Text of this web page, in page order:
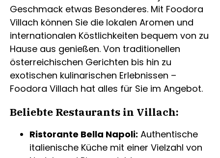
Geschmack etwas Besonderes. Mit Foodora
Villach können Sie die lokalen Aromen und
internationalen Köstlichkeiten bequem von zu
Hause aus genießen. Von traditionellen
österreichischen Gerichten bis hin zu
exotischen kulinarischen Erlebnissen –
Foodora Villach hat alles für Sie im Angebot.
Beliebte Restaurants in Villach:
Ristorante Bella Napoli: Authentische
italienische Küche mit einer Vielzahl von